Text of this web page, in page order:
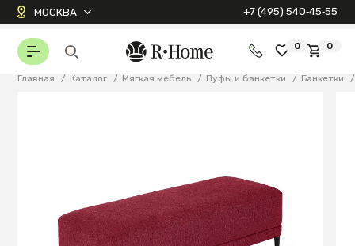
МОСКВА +7 (495) 540‑45‑55
0 0
Главная / Каталог / Мягкая мебель / Пуфы и банкетки / Банкетки /